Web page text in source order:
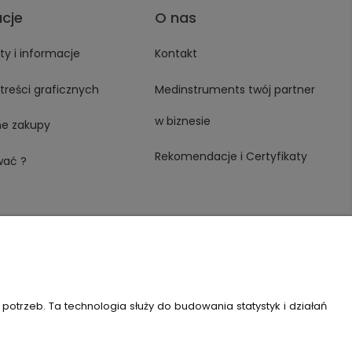
i informacje
graficznych
zakupy
?
O nas
Kontakt
Medinstruments twój partner
w biznesie
Rekomendacje i Certyfikaty
Ta technologia służy do budowania statystyk i działań